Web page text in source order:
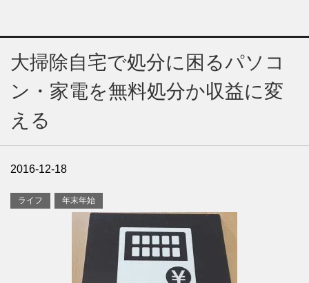
大掃除自宅で処分に困るパソコ
ン・家電を無料処分か収益に変
える
2016-12-18
ライフ 年末年始